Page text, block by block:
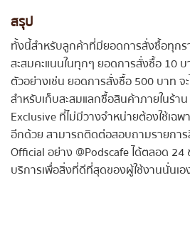
สรุป
ทั้งนี้สำหรับลูกค้าที่มียอดการสั่งซื้อทุกร
สะสมคะแนนในทุกๆ ยอดการสั่งซื้อ 10 บ
ตัวอย่างเช่น ยอดการสั่งซื้อ 500 บาท จ
สำหรับเก็บสะสมแลกซื้อสินค้าภายในร้า
Exclusive ที่ไม่มีวางจำหน่ายต้องใช้เฉ
อีกด้วย สามารถติดต่อสอบถามรายกา
Official อย่าง @Podscafe ได้ตลอด 24
บริการเพื่อสิ่งที่ดีที่สุดของผู้ใช้งานนั่นเอ